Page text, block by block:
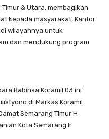
Timur & Utara, membagikan
kepada masyarakat, Kantor
wilayahnya untuk
dan mendukung program
Babinsa Koramil 03 ini
di Markas Koramil
Semarang Timur H
Kota Semarang Ir